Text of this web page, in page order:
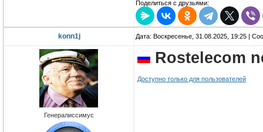
Поделиться с друзьями:
konn1j Дата: Воскресенье, 31.08.2025, 19:25 |
Генералиссимус
Rostelecom
Доступно только для пользователей